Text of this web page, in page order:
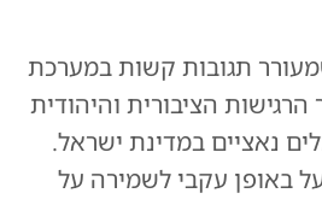
תגובות קשות במערכת
הציבורית והיהודית
נאציים במדינת ישראל.
באופן עקבי לשמירה על